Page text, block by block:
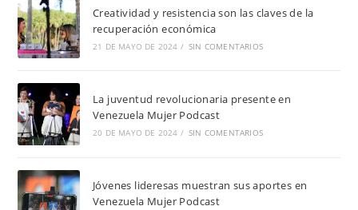
Creatividad y resistencia son las claves de la
recuperación económica
21 DE MAYO DE 2024 / SIN COMENTARIOS
La juventud revolucionaria presente en
Venezuela Mujer Podcast
20 DE MAYO DE 2024 / SIN COMENTARIOS
Jóvenes lideresas muestran sus aportes en
Venezuela Mujer Podcast